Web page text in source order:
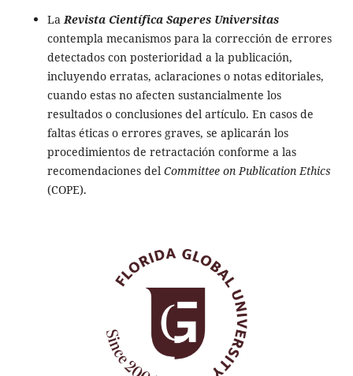
LaRevista Científica Saperes Universitas
contempla mecanismos para la corrección de errores
detectados con posterioridad a la publicación,
incluyendo erratas, aclaraciones o notas editoriales,
cuando estas no afecten sustancialmente los
resultados o conclusiones del artículo. En casos de
faltas éticas o errores graves, se aplicarán los
procedimientos de retractación conforme a las
recomendaciones del Committee on Publication Ethics
(COPE).